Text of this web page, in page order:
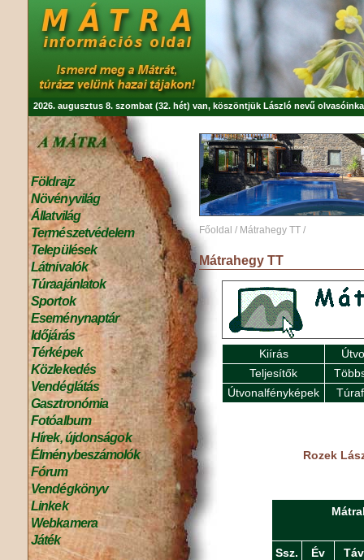
2026. augusztus 8. szombat (32. hét) van, köszöntjük László nevű
Földrajz
Növényvilág
Állatvilág
Természetvédelem
Települések
Látnivalók
Túraajánlatok
Sportok
Eseménynaptár
Időjárás
Térképek
Közlekedés
Vendéglátás
Gasztronómia
Fotóalbum
Hírek, újdonságok
Élménybeszámolók
Fórum
Vendégkönyv
Linkek
Webkamera
Játék
Főoldal / Mátrahegy TT /
Mátrahegy TT
Kiírás
Teljesítők
Útvonalfényképek
Rozek
Ssz. Év Táv